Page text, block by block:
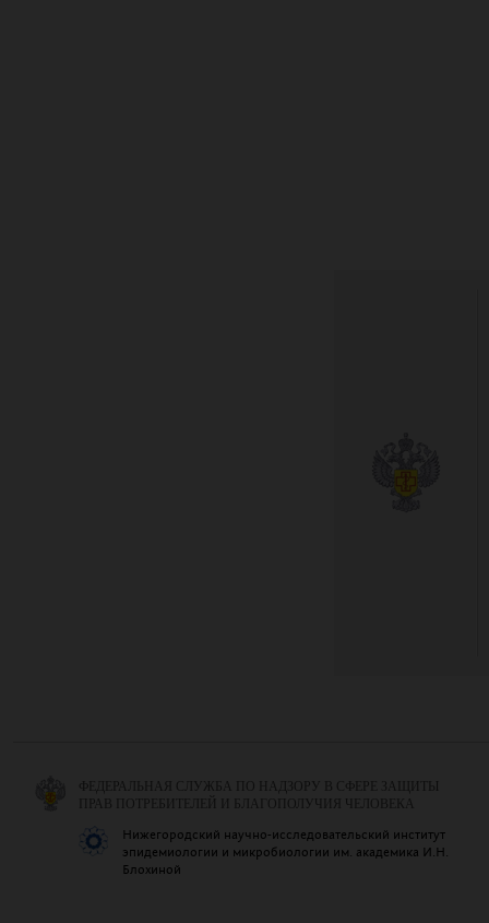
ФЕДЕРАЛЬНАЯ СЛУЖБА ПО НАДЗОРУ В СФЕРЕ ЗАЩИТЫ
ПРАВ ПОТРЕБИТЕЛЕЙ И БЛАГОПОЛУЧИЯ ЧЕЛОВЕКА
Нижегородский научно-исследовательский институт
эпидемиологии и микробиологии им. академика И.Н.
Блохиной